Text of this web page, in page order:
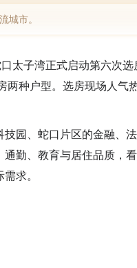
城市。
太子湾正式启动第六次
种户型。选房现场人气
园、蛇口片区的金融、
勤、教育与居住品质，
求。